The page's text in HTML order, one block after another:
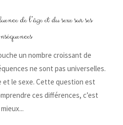
de l’âge et du sexe sur ses
un nombre croissant de
ne sont pas universelles.
et le sexe. Cette question est
ces différences, c’est
mieux...